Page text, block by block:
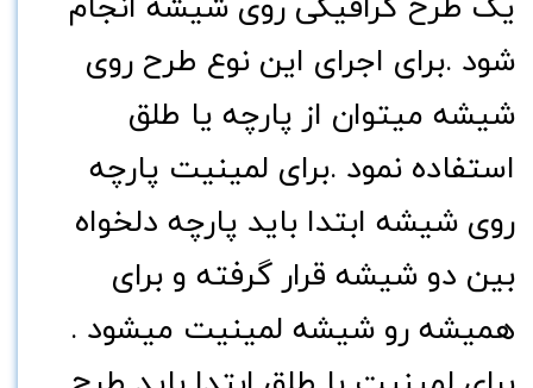
شود .برای اجرای این نوع طرح روی
شیشه میتوان از پارچه یا طلق
استفاده نمود .برای لمینیت پارچه
روی شیشه ابتدا باید پارچه دلخواه
بین دو شیشه قرار گرفته و برای
همیشه رو شیشه لمینیت میشود .